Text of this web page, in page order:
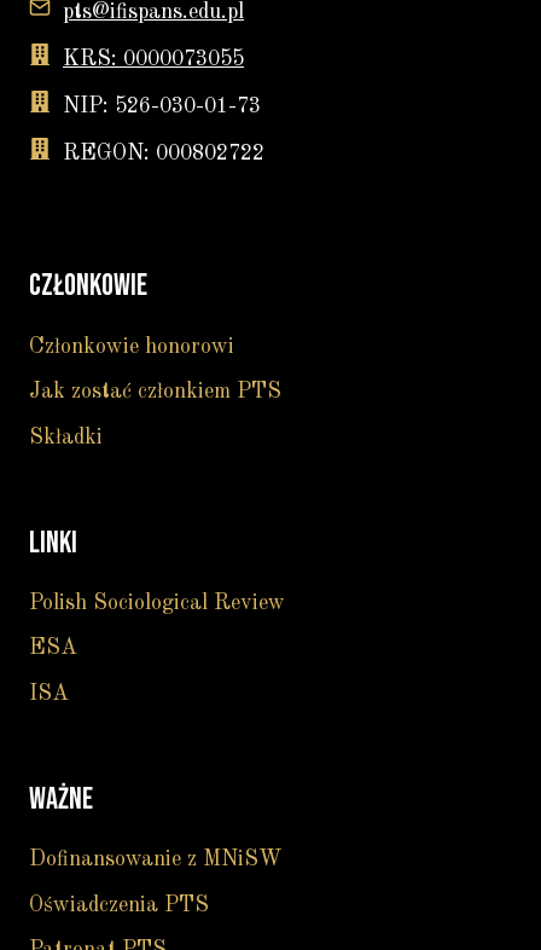
pts@ifispans.edu.pl
KRS: 0000073055
NIP: 526-030-01-73
REGON: 000802722
CZŁONKOWIE
Członkowie honorowi
Jak zostać członkiem PTS
Składki
LINKI
Polish Sociological Review
ESA
ISA
WAŻNE
Dofinansowanie z MNiSW
Oświadczenia PTS